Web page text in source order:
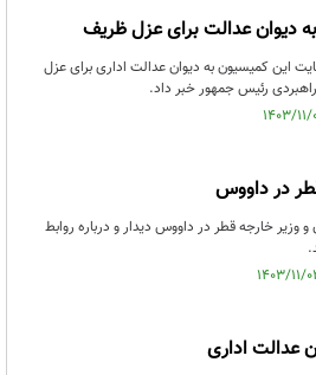
کمیسیون اصل 90 از شکایت این کمیسیون به دیوان عدالت اداری برای عزل
رئیس جمهور خبر داد.
در داووس
وزیر خارجه قطر در داووس دیدار و درباره روابط
عدالت اداری